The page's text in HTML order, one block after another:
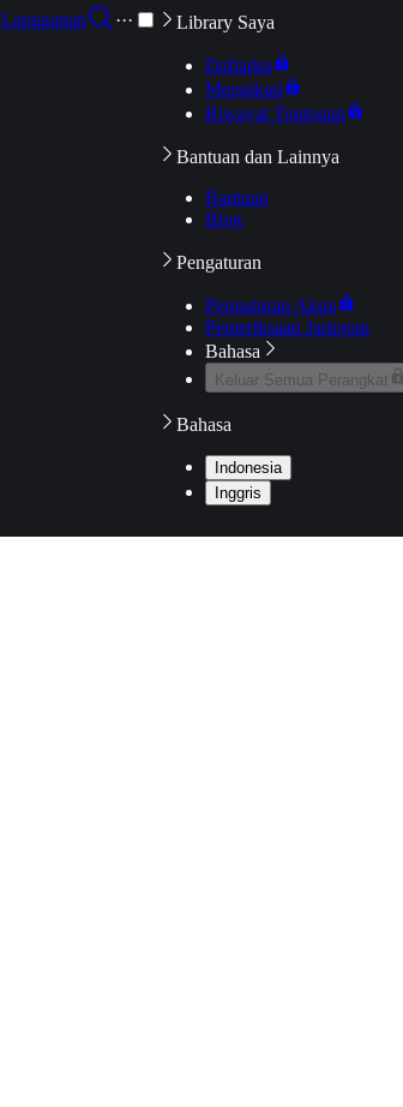
Langganan
··· Library Saya
Daftarku
Mengikuti
Riwayat Tontonan
Bantuan dan Lainnya
Bantuan
Blog
Pengaturan
Pengaturan Akun
Pemeriksaan Jaringan
Bahasa
Keluar Semua Perangkat
Bahasa
Indonesia
Inggris